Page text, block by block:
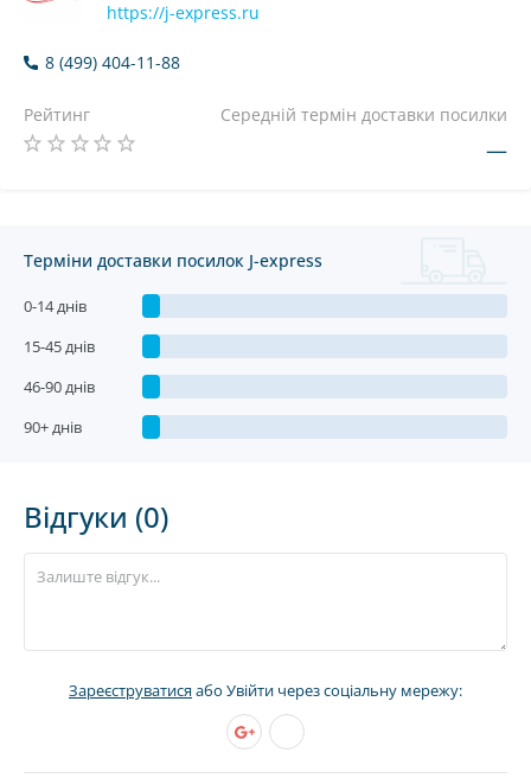
https://j-express.ru
8 (499) 404-11-88
Рейтинг Середній термін доставки посилки
—
Терміни доставки посилок J-express
0-14 днів
15-45 днів
46-90 днів
90+ днів
Відгуки (0)
Зареєструватисяабо Увійти через соціальну мережу: